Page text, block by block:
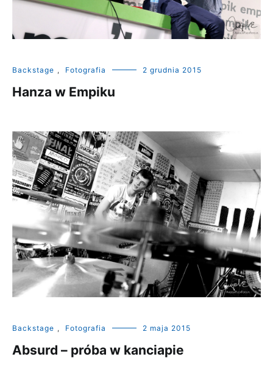
Backstage , Fotografia 2 grudnia 2015
Hanza w Empiku
Backstage , Fotografia 2 maja 2015
Absurd – próba w kanciapie